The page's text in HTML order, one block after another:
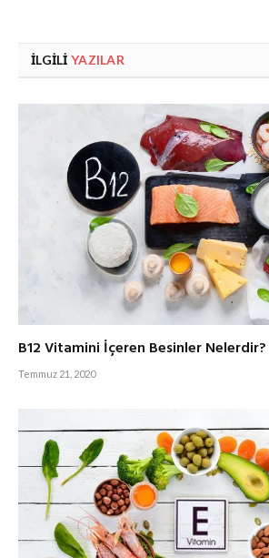
İLGILI YAZILAR
B12 Vitamini İçeren Besinler Nelerdir?
Temmuz 21, 2020